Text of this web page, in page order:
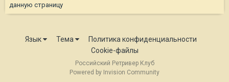
данную страницу
Язык Тема
Политика конфиденциальности
Cookie-файлы
Российский Ретривер Клуб
Powered by Invision Community